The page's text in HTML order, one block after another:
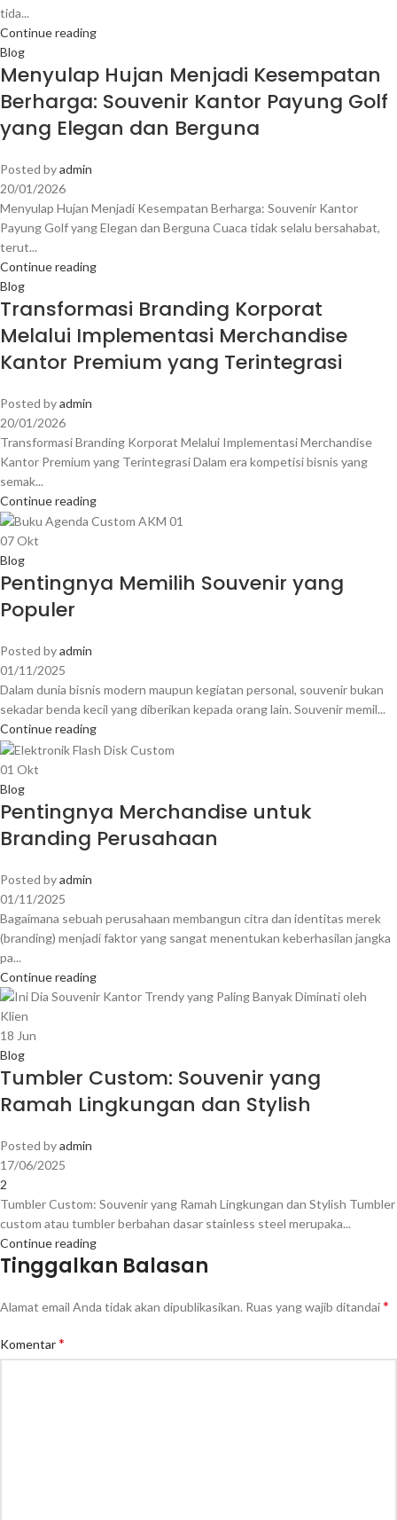
tida...
Continue reading
Blog
Menyulap Hujan Menjadi Kesempatan
Berharga: Souvenir Kantor Payung Golf
yang Elegan dan Berguna
Posted byadmin
20/01/2026
Menyulap Hujan Menjadi Kesempatan Berharga: Souvenir Kantor
Payung Golf yang Elegan dan Berguna Cuaca tidak selalu bersahabat,
terut...
Continue reading
Blog
Transformasi Branding Korporat
Melalui Implementasi Merchandise
Kantor Premium yang Terintegrasi
Posted byadmin
20/01/2026
Transformasi Branding Korporat Melalui Implementasi Merchandise
Kantor Premium yang Terintegrasi Dalam era kompetisi bisnis yang
semak...
Continue reading
07Okt
Blog
Pentingnya Memilih Souvenir yang
Populer
Posted byadmin
01/11/2025
Dalam dunia bisnis modern maupun kegiatan personal, souvenir bukan
sekadar benda kecil yang diberikan kepada orang lain. Souvenir memil...
Continue reading
01 Okt
Blog
Pentingnya Merchandise untuk
Branding Perusahaan
Posted byadmin
01/11/2025
Bagaimana sebuah perusahaan membangun citra dan identitas merek
(branding) menjadi faktor yang sangat menentukan keberhasilan jangka
pa...
Continue reading
18 Jun
Blog
Tumbler Custom: Souvenir yang
Ramah Lingkungan dan Stylish
Posted byadmin
17/06/2025
2
Tumbler Custom: Souvenir yang Ramah Lingkungan dan Stylish Tumbler
custom atau tumbler berbahan dasar stainless steel merupaka...
Continue reading
Tinggalkan Balasan
Alamat email Anda tidak akan dipublikasikan. Ruas yang wajib ditandai*
Komentar*